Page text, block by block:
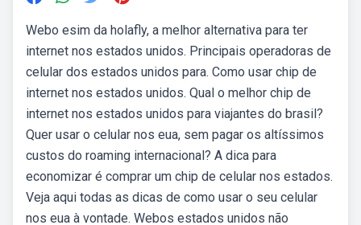
Webo esim da holafly, a melhor alternativa para ter
internet nos estados unidos. Principais operadoras de
celular dos estados unidos para. Como usar chip de
internet nos estados unidos. Qual o melhor chip de
internet nos estados unidos para viajantes do brasil?
Quer usar o celular nos eua, sem pagar os altíssimos
custos do roaming internacional? A dica para
economizar é comprar um chip de celular nos estados.
Veja aqui todas as dicas de como usar o seu celular
nos eua à vontade. Webos estados unidos não